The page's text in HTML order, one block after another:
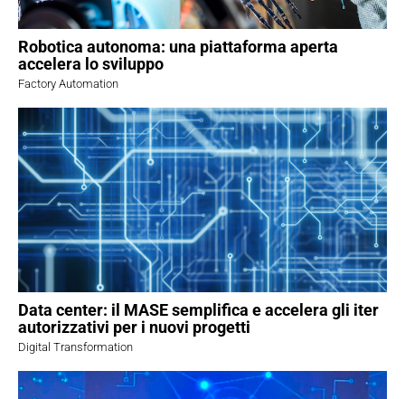
Robotica autonoma: una piattaforma aperta
accelera lo sviluppo
Factory Automation
Data center: il MASE semplifica e accelera gli iter
autorizzativi per i nuovi progetti
Digital Transformation